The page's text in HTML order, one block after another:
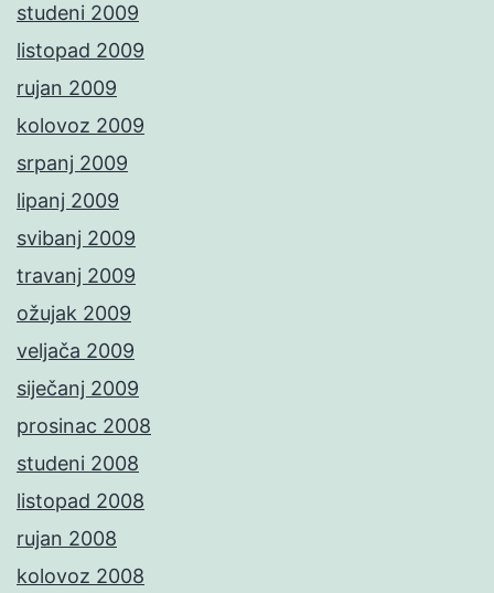
studeni 2009
listopad 2009
rujan 2009
kolovoz 2009
srpanj 2009
lipanj 2009
svibanj 2009
travanj 2009
ožujak 2009
veljača 2009
siječanj 2009
prosinac 2008
studeni 2008
listopad 2008
rujan 2008
kolovoz 2008